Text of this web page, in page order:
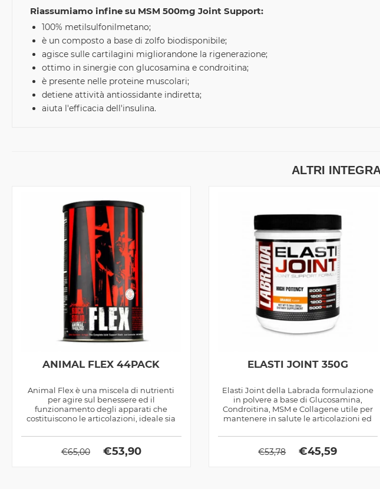
Riassumiamo infine su MSM 500mg Joint Support:
100% metilsulfonilmetano;
è un composto a base di zolfo biodisponibile;
agisce sulle cartilagini migliorandone la rigenerazione;
ottimo in sinergie con glucosamina e condroitina;
è presente nelle proteine muscolari;
detiene attività antiossidante indiretta;
aiuta l'efficacia dell'insulina.
ALTRI
ANIMAL FLEX 44PACK
Animal Flex è una miscela di nutrienti
per agire sul benessere ed il
funzionamento degli apparati che
costituiscono le articolazioni, ideale sia
€65,00 €53,90
ELASTI JOINT 350G
Elasti Joint della Labrada formulazione
in polvere a base di Glucosamina,
Condroitina, MSM e Collagene utile per
mantenere in salute le articolazioni ed
€53,78 €45,59